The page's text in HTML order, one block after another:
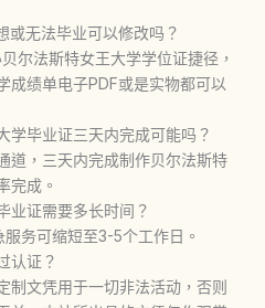
或无法毕业可以修改吗？
尔法斯特女王大学学位证捷径，
成绩单电子PDF或是实物都可以
学毕业证三天内完成可能吗？
道，三天内完成制作贝尔法斯特
完成。
业证需要多长时间？
务可缩短至3-5个工作日。
认证？
制文凭用于一切非法活动，否则